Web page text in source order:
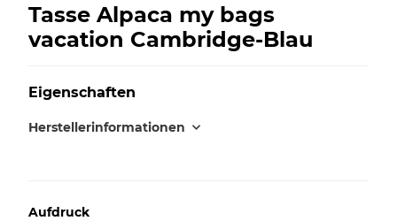
Tasse Alpaca my bags
vacation Cambridge-Blau
Eigenschaften
Herstellerinformationen
Aufdruck